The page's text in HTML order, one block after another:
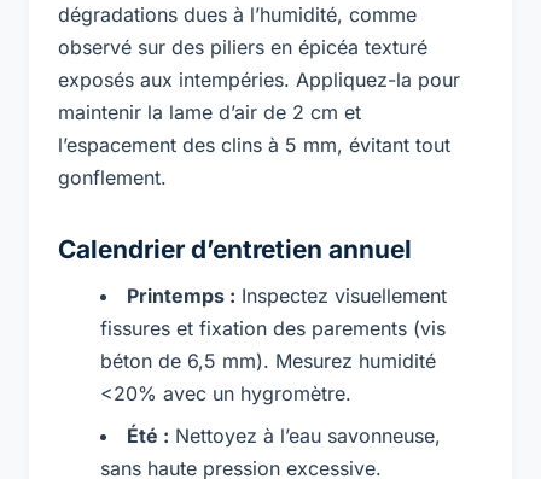
dégradations dues à l’humidité, comme
observé sur des piliers en épicéa texturé
exposés aux intempéries. Appliquez-la pour
maintenir la lame d’air de 2 cm et
l’espacement des clins à 5 mm, évitant tout
gonflement.
Calendrier d’entretien annuel
Printemps : Inspectez visuellement
fissures et fixation des parements (vis
béton de 6,5 mm). Mesurez humidité
<20% avec un hygromètre.
Été : Nettoyez à l’eau savonneuse,
sans haute pression excessive.